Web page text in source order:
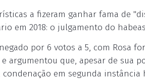
a fizeram ganhar fama de
em 2018: o julgamento do
por 6 votos a 5, com Rosa
argumentou que, apesar de sua
condenação em segunda instância